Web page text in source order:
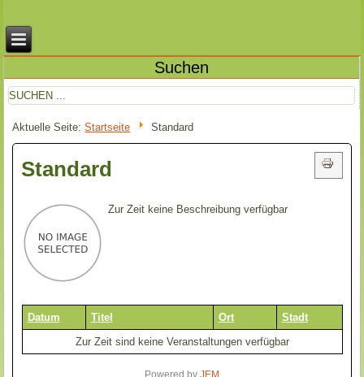
Suchen
Aktuelle Seite:Startseite Standard
Standard
Zur Zeit keine Beschreibung verfügbar
Datum Titel Ort
Stadt
Zur Zeit sind keine Veranstaltungen verfügbar
Powered by JEM